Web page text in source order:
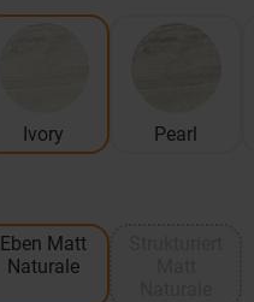
Ivory Pearl
Eben Matt
Naturale